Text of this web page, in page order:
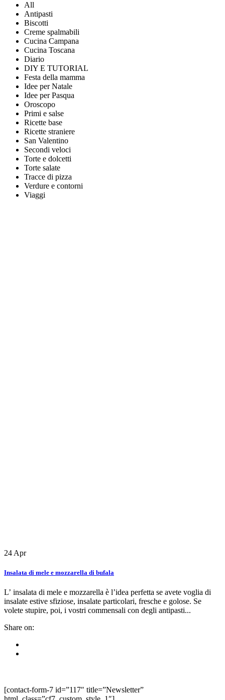
All
Antipasti
Biscotti
Creme spalmabili
Cucina Campana
Cucina Toscana
Diario
DIY E TUTORIAL
Festa della mamma
Idee per Natale
Idee per Pasqua
Oroscopo
Primi e salse
Ricette base
Ricette straniere
San Valentino
Secondi veloci
Torte e dolcetti
Torte salate
Tracce di pizza
Verdure e contorni
Viaggi
24 Apr
Insalata di mele e mozzarella di bufala
L’ insalata di mele e mozzarella è l’idea perfetta se avete voglia di
insalate estive sfiziose, insalate particolari, fresche e golose. Se
volete stupire, poi, i vostri commensali con degli antipasti...
Share on:
[contact-form-7 id=”117″ title=”Newsletter”